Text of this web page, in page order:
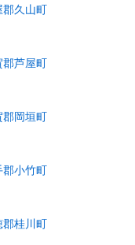
郡久山町
郡芦屋町
郡岡垣町
郡小竹町
郡桂川町